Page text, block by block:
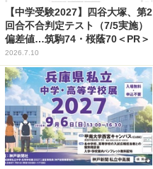
【中学受験2027】四谷大塚、第2
回合不合判定テスト（7/5実施）
偏差値…筑駒74・桜蔭70＜PR＞
2026.7.10